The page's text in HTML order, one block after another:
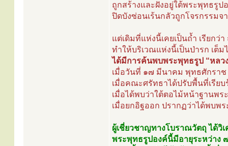
ถูกสร้างและฝังอยู่ใต้พระพุทธรู
ปิดบังซ่อนเร้นกลัวถูกโจรกรรมจ
แต่เดิมที่แห่งนี้เคยเป็นถ้ำ เรียกว่า
ทำให้บริเวณแห่งนี้เป็นป่ารก เต็
ได้มีการค้นพบพระพุทธรูป “หลวง
เมื่อวันที่ ๑๗ มีนาคม พุทธศักรา
เมื่อคณะศรัทธาได้ปรับพื้นที่เรีย
เมื่อได้พบว่าใต้ตอไม้หน้าฐานพร
เมื่อยกอิฐออก ปรากฏว่าได้พบ
ผู้เชี่ยวชาญทางโบราณวัตถุ ได้วิเ
พระพุทธรูปองค์นี้มีอายุระหว่าง